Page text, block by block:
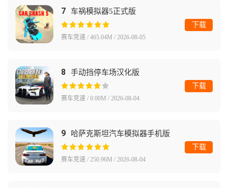
7 车祸模拟器5正式版
赛车竞速 / 465.04M / 2026-08-05
下载
8 手动挡停车场汉化版
赛车竞速 / 0.00M / 2026-08-04
下载
9 哈萨克斯坦汽车模拟器手机版
赛车竞速 / 250.96M / 2026-08-04
下载